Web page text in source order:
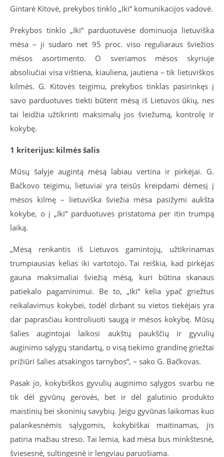
Gintarė Kitovė, prekybos tinklo „Iki“ komunikacijos vadovė.
Prekybos tinklo „Iki“ parduotuvėse dominuoja lietuviška
mėsa – ji sudaro net 95 proc. viso reguliaraus šviežios
mėsos asortimento. O sveriamos mėsos skyriuje
absoliučiai visa vištiena, kiauliena, jautiena – tik lietuviškos
kilmės. G. Kitovės teigimu, prekybos tinklas pasirinkęs į
savo parduotuves tiekti būtent mėsą iš Lietuvos ūkių, nes
tai leidžia užtikrinti maksimalų jos šviežumą, kontrolę ir
kokybę.
1 kriterijus: kilmės šalis
Mūsų šalyje augintą mėsą labiau vertina ir pirkėjai. G.
Bačkovo teigimu, lietuviai yra teisūs kreipdami dėmesį į
mėsos kilmę – lietuviška šviežia mėsa pasižymi aukšta
kokybe, o į „Iki“ parduotuves pristatoma per itin trumpą
laiką.
„Mėsą renkantis iš Lietuvos gamintojų, užtikrinamas
trumpiausias kelias iki vartotojo. Tai reiškia, kad pirkėjas
gauna maksimaliai šviežią mėsą, kuri būtina skanaus
patiekalo pagaminimui. Be to, „Iki“ kelia ypač griežtus
reikalavimus kokybei, todėl dirbant su vietos tiekėjais yra
dar paprasčiau kontroliuoti saugą ir mėsos kokybę. Mūsų
šalies augintojai laikosi aukštų paukščių ir gyvulių
auginimo sąlygų standartų, o visą tiekimo grandinę griežtai
prižiūri šalies atsakingos tarnybos“, – sako G. Bačkovas.
Pasak jo, kokybiškos gyvulių auginimo sąlygos svarbu ne
tik dėl gyvūnų gerovės, bet ir dėl galutinio produkto
maistinių bei skoninių savybių. Jeigu gyvūnas laikomas kuo
palankesnėmis sąlygomis, kokybiškai maitinamas, jis
patiria mažiau streso. Tai lemia, kad mėsa bus minkštesnė,
šviesesnė, sultingesnė ir lengviau paruošiama.